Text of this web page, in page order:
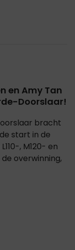
en Amy Tan
Doorslaar!
bracht
start in de
, M120- en
overwinning,